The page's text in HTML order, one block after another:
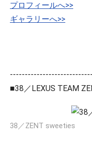
プロフィールへ>>
ギャラリーへ>>
■38／LEXUS TEAM
38／ZENT sweeties